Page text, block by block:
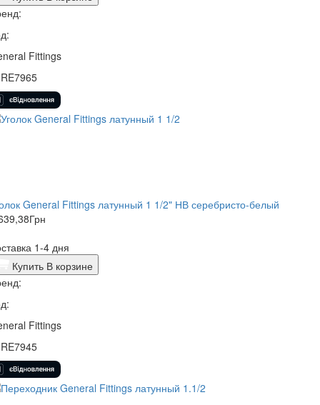
Fittings
General Fittings латунный 1 1/2" НВ серебристо-белый
Грн
1-4 дня
Купить В корзине
Fittings